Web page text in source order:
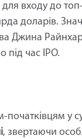
входу до
доларів.
Джина
під час IPO.
у
, звертаючи